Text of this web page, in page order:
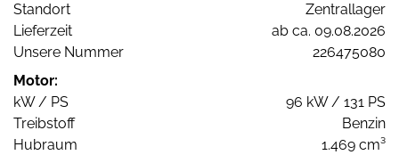
Standort
Zentrallager
Lieferzeit
ab ca. 09.08.2026
Unsere Nummer
226475080
Motor:
kW / PS
96 kW / 131 PS
Treibstoff
Benzin
Hubraum
1.469 cm³